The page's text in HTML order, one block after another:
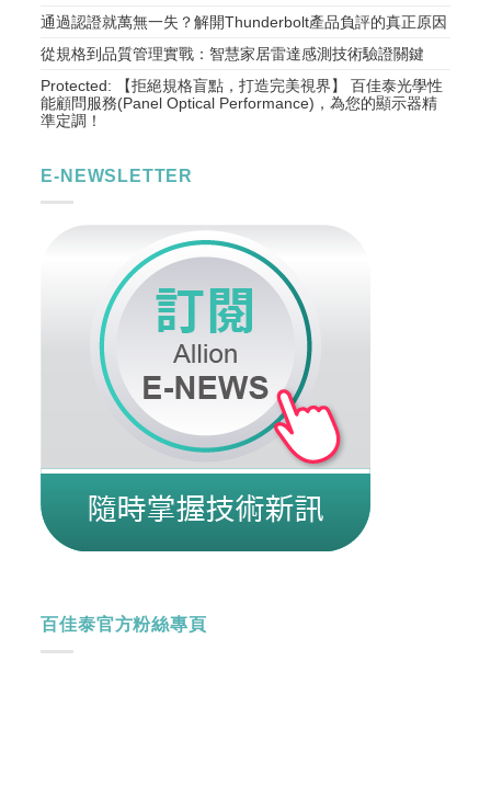
通過認證就萬無一失？解開Thunderbolt產品負評的真正原因
從規格到品質管理實戰：智慧家居雷達感測技術驗證關鍵
Protected: 【拒絕規格盲點，打造完美視界】 百佳泰光學性
能顧問服務(Panel Optical Performance)，為您的顯示器精
準定調！
E-NEWSLETTER
百佳泰官方粉絲專頁